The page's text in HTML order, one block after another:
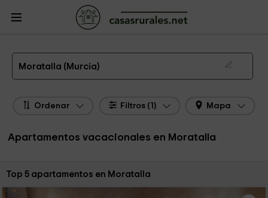
Casas Rurales
Apartamentos Moratalla
Apartamentos de alquiler en Moratalla
Moratalla (Murcia)
Ordenar Filtros (1) Mapa
Apartamentos vacacionales en Moratalla
Ordenar por:
Top 5 apartamentos en Moratalla